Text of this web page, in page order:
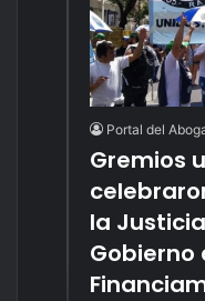
Portal del
Gremios
la
Gobierno